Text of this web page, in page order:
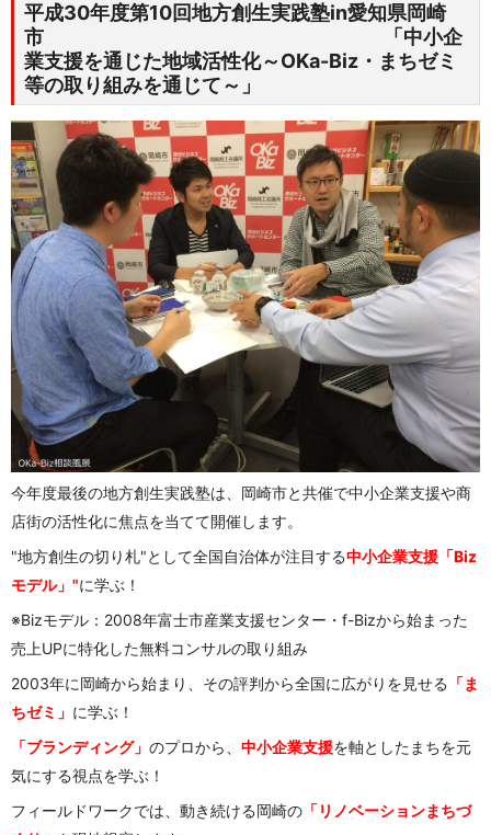
平成30年度第10回地方創生実践塾in愛知県岡崎
市 「中小企
業支援を通じた地域活性化～OKa-Biz・まちゼミ
等の取り組みを通じて～」
今年度最後の地方創生実践塾は、岡崎市と共催で中小企業支援や商
店街の活性化に焦点を当てて開催します。
"地方創生の切り札"として全国自治体が注目する中小企業支援「Biz
モデル」"に学ぶ！
※Bizモデル：2008年富士市産業支援センター・f-Bizから始まった
売上UPに特化した無料コンサルの取り組み
2003年に岡崎から始まり、その評判から全国に広がりを見せる 「ま
ちゼミ」 に学ぶ！
「ブランディング」 のプロから、 中小企業支援を軸としたまちを元
気にする視点を学ぶ！
フィールドワークでは、動き続ける岡崎の 「リノベーションまちづ